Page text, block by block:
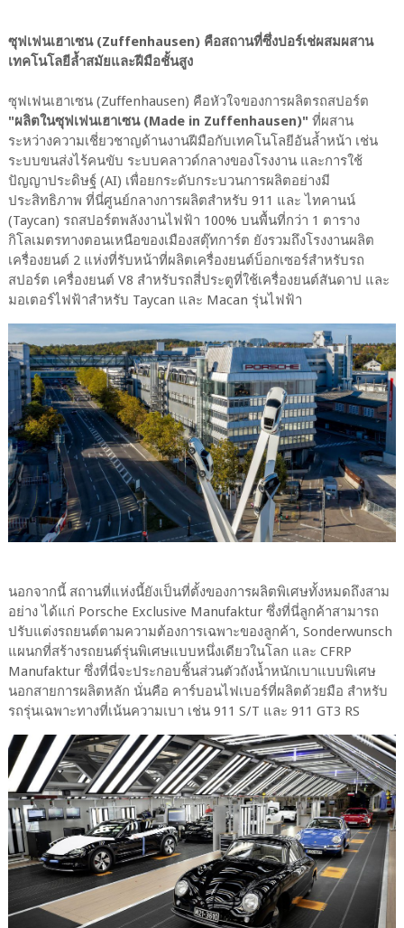
ซุฟเฟนเฮาเซน (Zuffenhausen) คือสถานที่ซึ่งปอร์เช่ผสมผสาน
เทคโนโลยีล้ำสมัยและฝีมือชั้นสูง
ซุฟเฟนเฮาเซน (Zuffenhausen) คือหัวใจของการผลิตรถสปอร์ต
"ผลิตในซุฟเฟนเฮาเซน (Made in Zuffenhausen)" ที่ผสาน
ระหว่างความเชี่ยวชาญด้านงานฝีมือกับเทคโนโลยีอันล้ำหน้า เช่น
ระบบขนส่งไร้คนขับ ระบบคลาวด์กลางของโรงงาน และการใช้
ปัญญาประดิษฐ์ (AI) เพื่อยกระดับกระบวนการผลิตอย่างมี
ประสิทธิภาพ ที่นี่ศูนย์กลางการผลิตสำหรับ 911 และ ไทคานน์
(Taycan) รถสปอร์ตพลังงานไฟฟ้า 100% บนพื้นที่กว่า 1 ตาราง
กิโลเมตรทางตอนเหนือของเมืองสตุ๊ทการ์ต ยังรวมถึงโรงงานผลิต
เครื่องยนต์ 2 แห่งที่รับหน้าที่ผลิตเครื่องยนต์บ็อกเซอร์สำหรับรถ
สปอร์ต เครื่องยนต์ V8 สำหรับรถสี่ประตูที่ใช้เครื่องยนต์สันดาป และ
มอเตอร์ไฟฟ้าสำหรับ Taycan และ Macan รุ่นไฟฟ้า
นอกจากนี้ สถานที่แห่งนี้ยังเป็นที่ตั้งของการผลิตพิเศษทั้งหมดถึงสาม
อย่าง ได้แก่ Porsche Exclusive Manufaktur ซึ่งที่นี่ลูกค้าสามารถ
ปรับแต่งรถยนต์ตามความต้องการเฉพาะของลูกค้า, Sonderwunsch
แผนกที่สร้างรถยนต์รุ่นพิเศษแบบหนึ่งเดียวในโลก และ CFRP
Manufaktur ซึ่งที่นี่จะประกอบชิ้นส่วนตัวถังน้ำหนักเบาแบบพิเศษ
นอกสายการผลิตหลัก นั่นคือ คาร์บอนไฟเบอร์ที่ผลิตด้วยมือ สำหรับ
รถรุ่นเฉพาะทางที่เน้นความเบา เช่น 911 S/T และ 911 GT3 RS